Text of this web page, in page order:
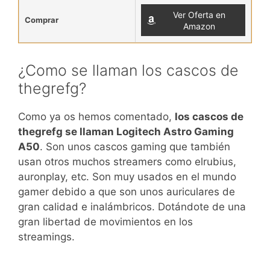
Comprar
Ver Oferta en
Amazon
¿Como se llaman los cascos de
thegrefg?
Como ya os hemos comentado, los cascos de
thegrefg se llaman Logitech Astro Gaming
A50. Son unos cascos gaming que también
usan otros muchos streamers como elrubius,
auronplay, etc. Son muy usados en el mundo
gamer debido a que son unos auriculares de
gran calidad e inalámbricos. Dotándote de una
gran libertad de movimientos en los
streamings.